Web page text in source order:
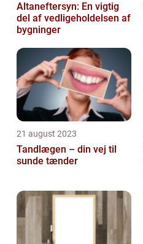
Altaneftersyn: En vigtig
del af vedligeholdelsen af
bygninger
21 august 2023
Tandlægen – din vej til
sunde tænder